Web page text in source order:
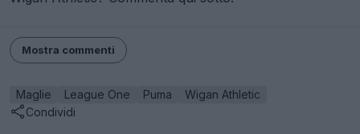
Mostra commenti
Maglie League One Puma
Wigan Athletic
Condividi